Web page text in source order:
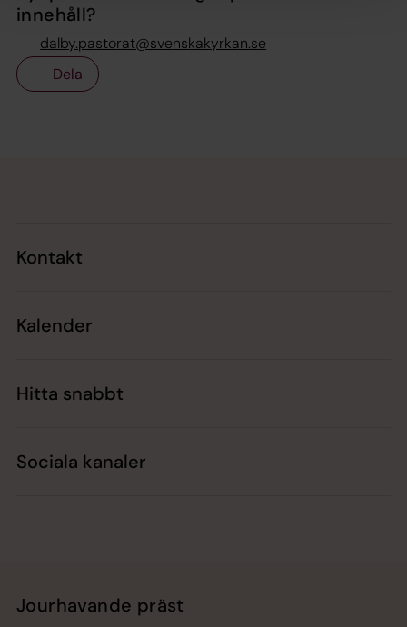
innehåll?
dalby.pastorat@svenskakyrkan.se
Dela
Kontakt
Kalender
Hitta snabbt
Sociala kanaler
Jourhavande präst